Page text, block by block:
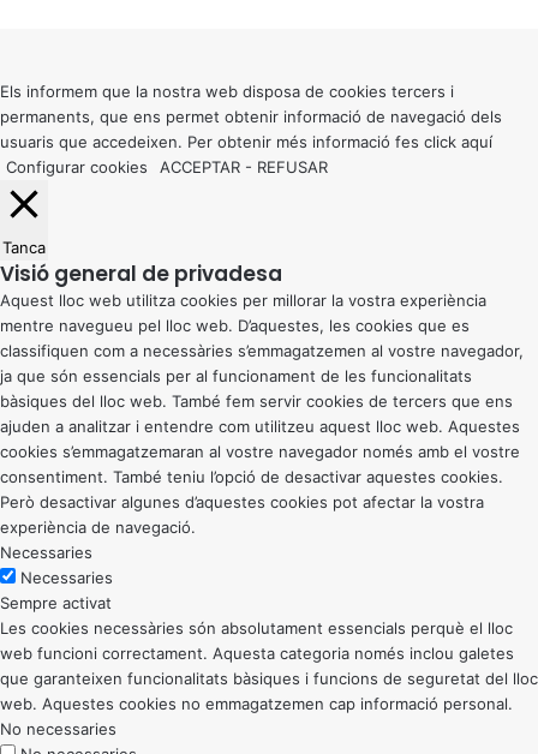
button
Els informem que la nostra web disposa de cookies tercers i
permanents, que ens permet obtenir informació de navegació dels
usuaris que accedeixen. Per obtenir més informació fes click aquí
Configurar cookies
ACCEPTAR - REFUSAR
Tanca
Visió general de privadesa
Aquest lloc web utilitza cookies per millorar la vostra experiència
mentre navegueu pel lloc web. D’aquestes, les cookies que es
classifiquen com a necessàries s’emmagatzemen al vostre navegador,
ja que són essencials per al funcionament de les funcionalitats
bàsiques del lloc web. També fem servir cookies de tercers que ens
ajuden a analitzar i entendre com utilitzeu aquest lloc web. Aquestes
cookies s’emmagatzemaran al vostre navegador només amb el vostre
consentiment. També teniu l’opció de desactivar aquestes cookies.
Però desactivar algunes d’aquestes cookies pot afectar la vostra
experiència de navegació.
Necessaries
Necessaries
Sempre activat
Les cookies necessàries són absolutament essencials perquè el lloc
web funcioni correctament. Aquesta categoria només inclou galetes
que garanteixen funcionalitats bàsiques i funcions de seguretat del lloc
web. Aquestes cookies no emmagatzemen cap informació personal.
No necessaries